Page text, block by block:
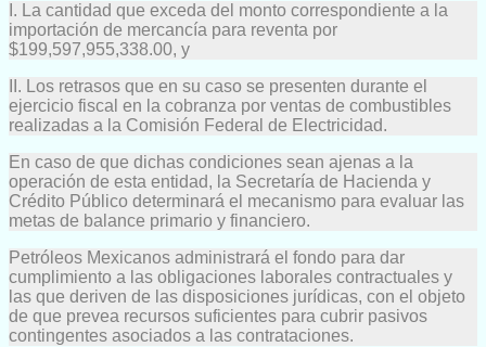
I. La cantidad que exceda del monto correspondiente a la
importación de mercancía para reventa por
$199,597,955,338.00, y
II. Los retrasos que en su caso se presenten durante el
ejercicio fiscal en la cobranza por ventas de combustibles
realizadas a la Comisión Federal de Electricidad.
En caso de que dichas condiciones sean ajenas a la
operación de esta entidad, la Secretaría de Hacienda y
Crédito Público determinará el mecanismo para evaluar las
metas de balance primario y financiero.
Petróleos Mexicanos administrará el fondo para dar
cumplimiento a las obligaciones laborales contractuales y
las que deriven de las disposiciones jurídicas, con el objeto
de que prevea recursos suficientes para cubrir pasivos
contingentes asociados a las contrataciones.